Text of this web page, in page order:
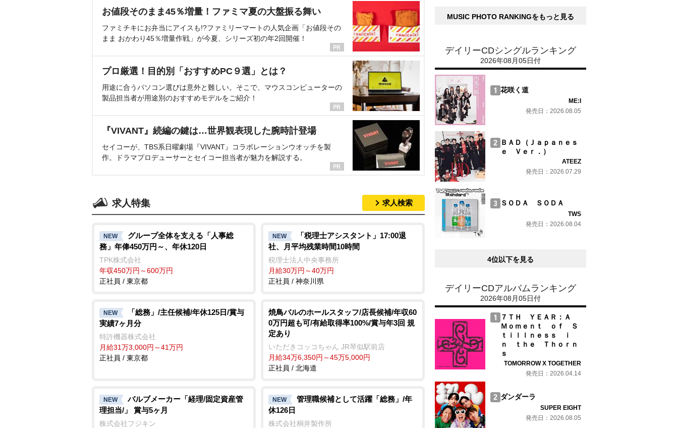
お値段そのまま45％増量！ファミマ夏の大盤振る舞い
ファミチキにお弁当にアイスも!?ファミリーマートの人気企画「お値段その
まま おかわり45％増量作戦」が今夏、シリーズ初の年2回開催！
プロ厳選！目的別「おすすめPC９選」とは？
用途に合うパソコン選びは意外と難しい。そこで、マウスコンピューターの
製品担当者が用途別のおすすめモデルをご紹介！
『VIVANT』続編の鍵は…世界観表現した腕時計登場
セイコーが、TBS系日曜劇場『VIVANT』コラボレーションウオッチを製
作。ドラマプロデューサーとセイコー担当者が魅力を解説する。
求人特集 求人検索
NEW
グループ全体を支える「人事総
務」年俸450万円～、年休120日
TPK株式会社
年収450万円～600万円
正社員 / 東京都
NEW
「税理士アシスタント」17:00退
社、月平均残業時間10時間
税理士法人中央事務所
月給30万円～40万円
正社員 / 神奈川県
NEW
「総務」/主任候補/年休125日/賞与
実績7ヶ月分
特許機器株式会社
月給31万3,000円～41万円
正社員 / 東京都
焼鳥バルのホールスタッフ/店長候補/年収60
0万円超も可/有給取得率100%/賞与年3回 規
定あり
いただきコッコちゃん JR琴似駅前店
月給34万6,350円～45万5,000円
正社員 / 北海道
NEW
バルブメーカー「経理/固定資産管
理担当/」 賞与5ヶ月
株式会社フジキン
NEW
管理職候補として活躍「総務」/年
休126日
株式会社桐井製作所
MUSIC PHOTO RANKINGをもっと見る
デイリーCDシングルランキング
2026年08月05日付
花咲く道
ME:I
発売日：2026.08.05
ＢＡＤ（Ｊａｐａｎｅｓ
ｅ Ｖｅｒ．）
ATEEZ
発売日：2026.07.29
ＳＯＤＡ ＳＯＤＡ
TWS
発売日：2026.08.04
4位以下を見る
デイリーCDアルバムランキング
2026年08月05日付
７ＴＨ ＹＥＡＲ：Ａ
Ｍｏｍｅｎｔ ｏｆ Ｓ
ｔｉｌｌｎｅｓｓ ｉ
ｎ ｔｈｅ Ｔｈｏｒｎ
ｓ
TOMORROW X TOGETHER
発売日：2026.04.14
ダンダーラ
SUPER EIGHT
発売日：2026.08.05